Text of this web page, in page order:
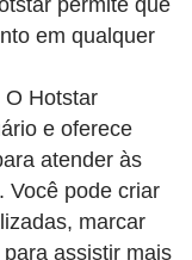
permite que
em qualquer
O Hotstar
e oferece
atender às
Você pode criar
marcar
assistir mais